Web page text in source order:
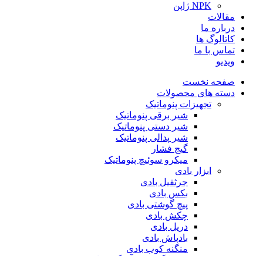
NPK ژاپن
مقالات
درباره ما
کاتالوگ ها
تماس با ما
ویدیو
صفحه نخست
دسته های محصولات
تجهیزات پنوماتیک
شیر برقی پنوماتیک
شیر دستی پنوماتیک
شیر پدالی پنوماتیک
گیج فشار
میکرو سوئیچ پنوماتیک
ابزار بادی
جرثقیل بادی
بکس بادی
پیچ گوشتی بادی
چکش بادی
دریل بادی
بادپاش بادی
منگنه کوب بادی